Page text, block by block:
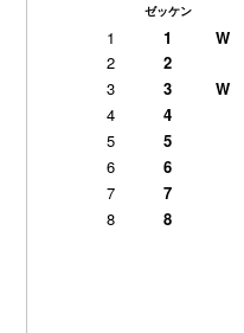
ゼッケン
1
1 W
2
2
3
3 W
4
4
5
5
6
6
7
7
8
8